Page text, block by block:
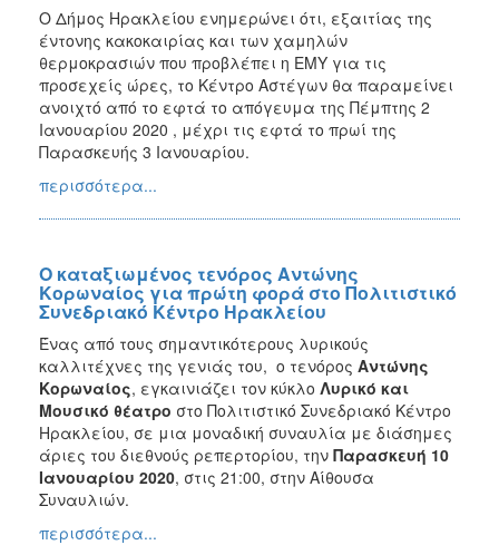
Ο Δήμος Ηρακλείου ενημερώνει ότι, εξαιτίας της
έντονης κακοκαιρίας και των χαμηλών
θερμοκρασιών που προβλέπει η ΕΜΥ για τις
προσεχείς ώρες, το Κέντρο Αστέγων θα παραμείνει
ανοιχτό από το εφτά το απόγευμα της Πέμπτης 2
Ιανουαρίου 2020 , μέχρι τις εφτά το πρωί της
Παρασκευής 3 Ιανουαρίου.
περισσότερα...
Ο καταξιωμένος τενόρος Αντώνης
Κορωναίος για πρώτη φορά στο Πολιτιστικό
Συνεδριακό Κέντρο Ηρακλείου
Ένας από τους σημαντικότερους λυρικούς
καλλιτέχνες της γενιάς του, ο τενόρος Αντώνης
Κορωναίος, εγκαινιάζει τον κύκλο Λυρικό και
Μουσικό θέατρο στο Πολιτιστικό Συνεδριακό Κέντρο
Ηρακλείου, σε μια μοναδική συναυλία με διάσημες
άριες του διεθνούς ρεπερτορίου, την Παρασκευή 10
Ιανουαρίου 2020, στις 21:00, στην Αίθουσα
Συναυλιών.
περισσότερα...